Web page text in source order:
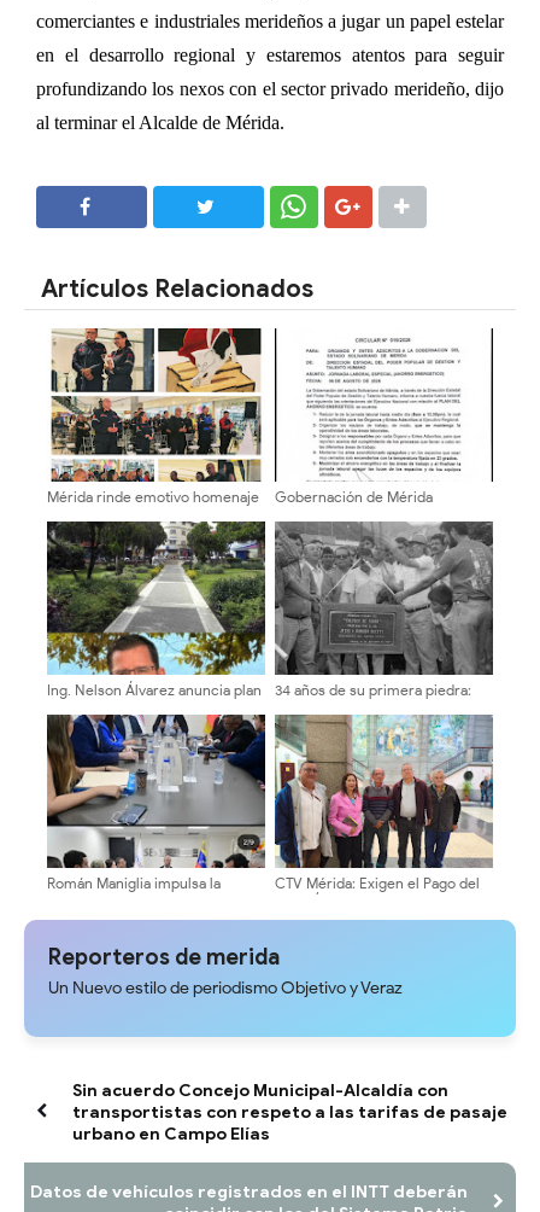
comerciantes e industriales merideños a jugar un papel estelar
en el desarrollo regional y estaremos atentos para seguir
profundizando los nexos con el sector privado merideño, dijo
al terminar el Alcalde de Mérida.
Artículos Relacionados
Mérida rinde emotivo homenaje
en La Guaira
Gobernación de Mérida
especial de medio día por Plan
de Ahorro Energético
Ing. Nelson Álvarez anuncia plan
de la Plaza Bolívar de Mérida
34 años de su primera piedra:
Coliseo El Llano de Tovar
Román Maniglia impulsa la
mediante la nueva visión MODA
tributarios
CTV Mérida: Exigen el Pago del
Trabajadores de la Gobernación
Reporteros de merida
Un Nuevo estilo de periodismo Objetivo y Veraz
Sin acuerdo Concejo Municipal-Alcaldía con
transportistas con respeto a las tarifas de pasaje
urbano en Campo Elías
Datos de vehículos registrados en el INTT deberán